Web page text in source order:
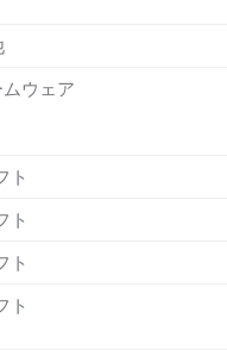
ウェア
ト
ト
ト
ト